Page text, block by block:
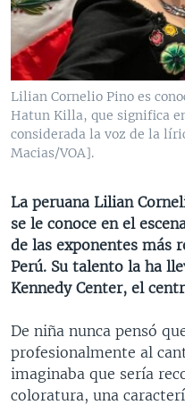
VENEZUELA
BRASIL
NICARAGUA
ECONOMÍA
ENTRETENIMIENTO Y
TECNOLOGÍA
DEPORTES
CIENCIA Y SALUD
MULTIMEDIA
VIDEOS
FOTOGRAFÍA
AUDIOS
PROGRAMAS TV
EL MUNDO AL DÍA
FORO INTERAMERICANO
VISIÓN 360
PANORAMA
RADIO
AVANCE INFORMATIVO
AUDIONOTICIAS
ESTADOS UNIDOS AL DÍA
EL MUNDO AL DÍA [RADIO]
FORO [RADIO]
NOTA ECONÓMICA
ENTRETENIMIENTO
DIRECT
DOCUMENTALES DE LA VOA
SÍGANOS
Idiomas
Lilian Cornelio Pino es
Hatun Killa, que significa
considerada la voz de la
Macias/VOA].
La peruana Lilian
se le conoce en el
de las exponentes más
Perú. Su talento la ha
Kennedy Center, el
De niña nunca pensó
profesionalmente al
imaginaba que sería
coloratura, una